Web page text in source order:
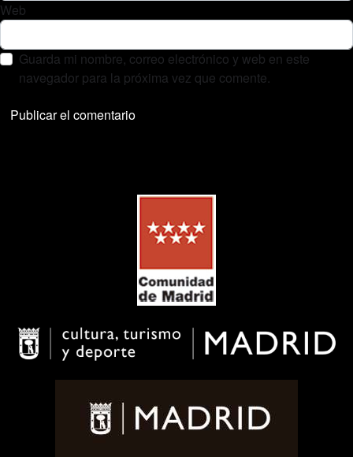
Web
Guarda mi nombre, correo electrónico y web en este
navegador para la próxima vez que comente.